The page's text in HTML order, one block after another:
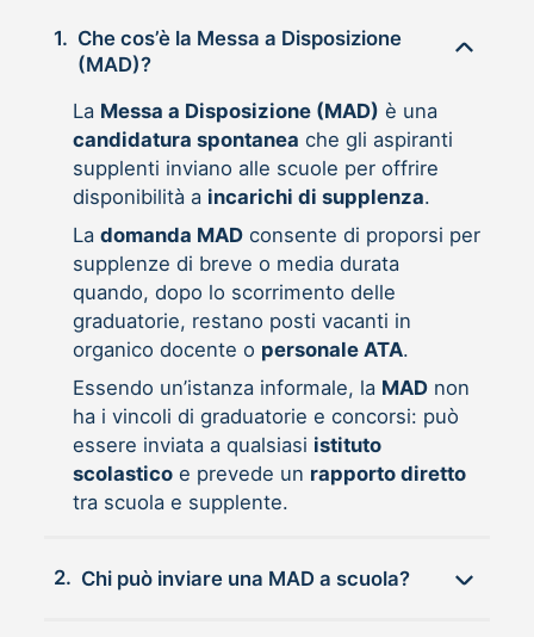
1. Che cos’è la Messa a Disposizione
(MAD)?
La Messa a Disposizione (MAD) è una
candidatura spontanea che gli aspiranti
supplenti inviano alle scuole per offrire
disponibilità a incarichi di supplenza.
La domanda MADconsente di proporsi per
supplenze di breve o media durata
quando, dopo lo scorrimento delle
graduatorie, restano posti vacanti in
organico docente o personale ATA.
Essendo un’istanza informale, la MADnon
ha i vincoli di graduatorie e concorsi: può
essere inviata a qualsiasi istituto
scolasticoe prevede un rapporto diretto
tra scuola e supplente.
2. Chi può inviare una MAD a scuola?